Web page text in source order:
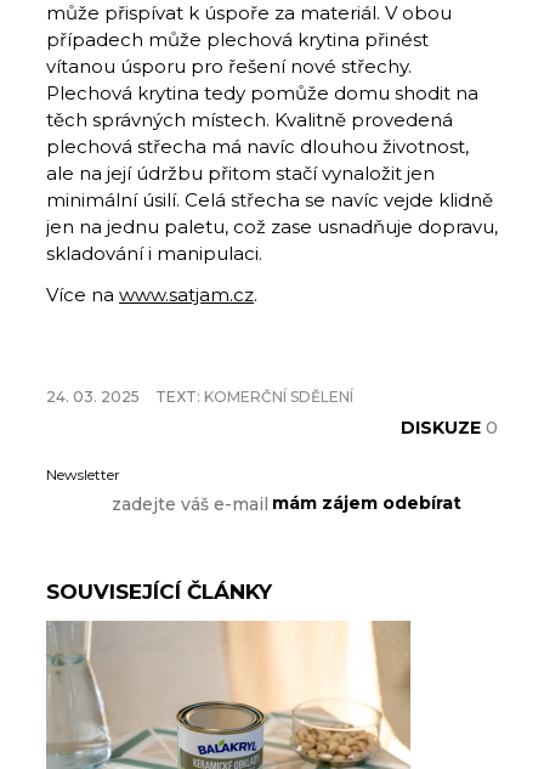
může přispívat k úspoře za materiál. V obou
případech může plechová krytina přinést
vítanou úsporu pro řešení nové střechy.
Plechová krytina tedy pomůže domu shodit na
těch správných místech. Kvalitně provedená
plechová střecha má navíc dlouhou životnost,
ale na její údržbu přitom stačí vynaložit jen
minimální úsilí. Celá střecha se navíc vejde klidně
jen na jednu paletu, což zase usnadňuje dopravu,
skladování i manipulaci.
Více na www.satjam.cz.
24. 03. 2025 TEXT: KOMERČNÍ SDĚLENÍ
DISKUZE 0
Newsletter
SOUVISEJÍCÍ ČLÁNKY